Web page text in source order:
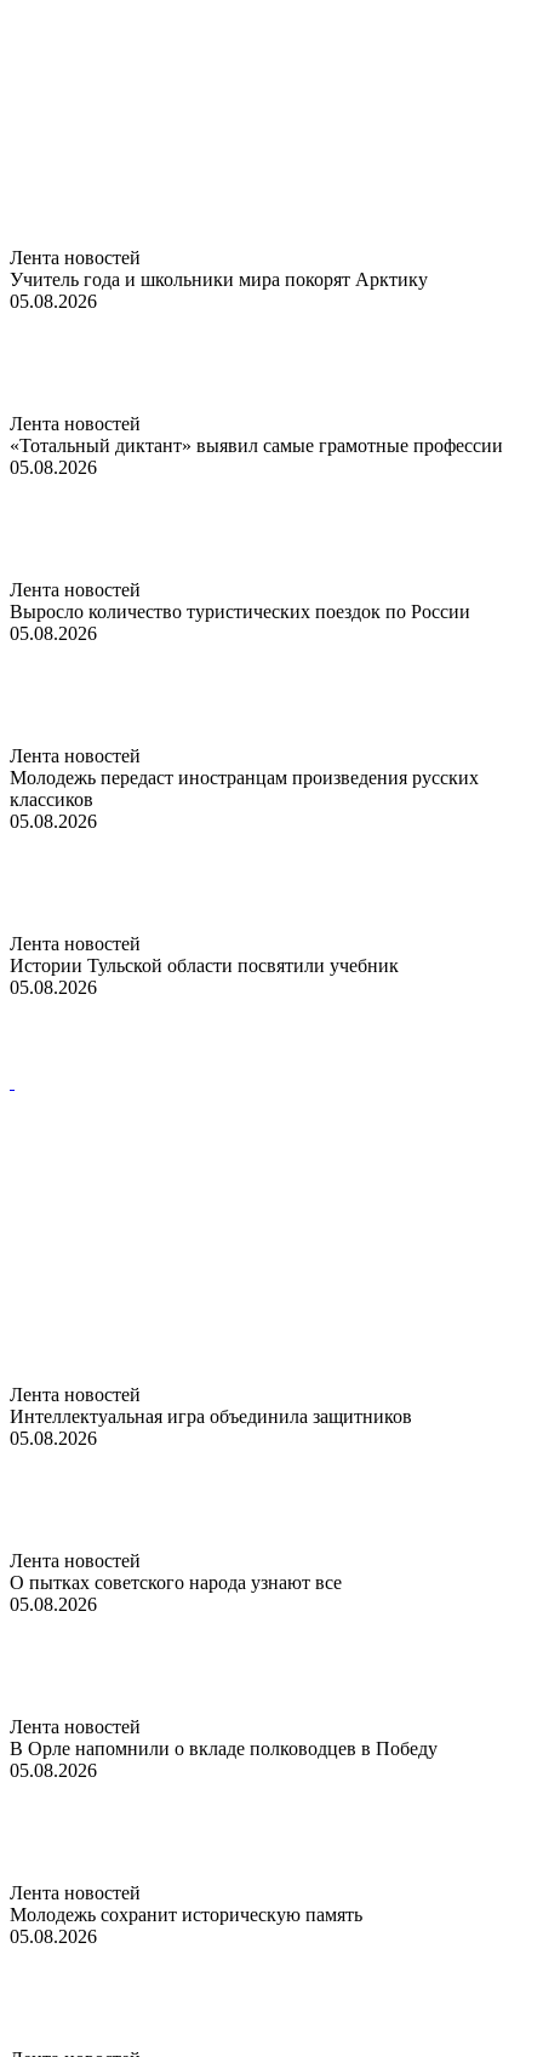
Лента новостей
Учитель года и школьники мира покорят Арктику
05.08.2026
Лента новостей
«Тотальный диктант» выявил самые грамотные профессии
05.08.2026
Лента новостей
Выросло количество туристических поездок по России
05.08.2026
Лента новостей
Молодежь передаст иностранцам произведения русских
классиков
05.08.2026
Лента новостей
Истории Тульской области посвятили учебник
05.08.2026
Лента новостей
Интеллектуальная игра объединила защитников
05.08.2026
Лента новостей
О пытках советского народа узнают все
05.08.2026
Лента новостей
В Орле напомнили о вкладе полководцев в Победу
05.08.2026
Лента новостей
Молодежь сохранит историческую память
05.08.2026